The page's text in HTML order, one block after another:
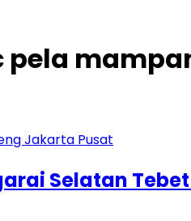
pela
Selatan